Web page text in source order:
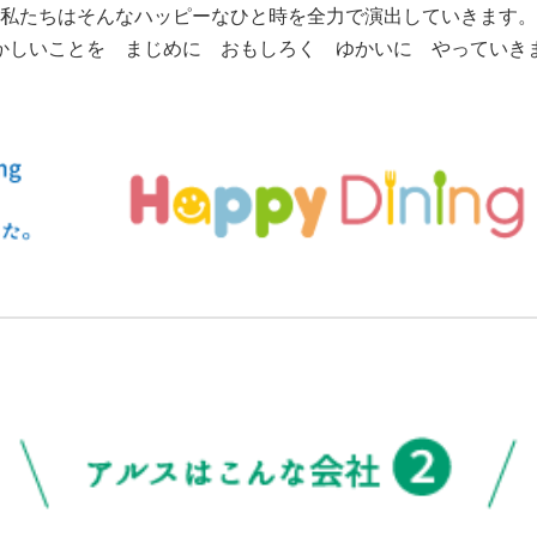
私たちはそんなハッピーなひと時を全力で演出していきます。
しいことを まじめに おもしろく ゆかいに やっていき